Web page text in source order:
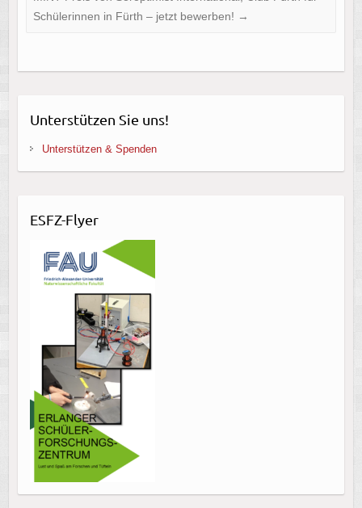
Schülerinnen in Fürth – jetzt bewerben! →
Unterstützen Sie uns!
Unterstützen & Spenden
ESFZ-Flyer